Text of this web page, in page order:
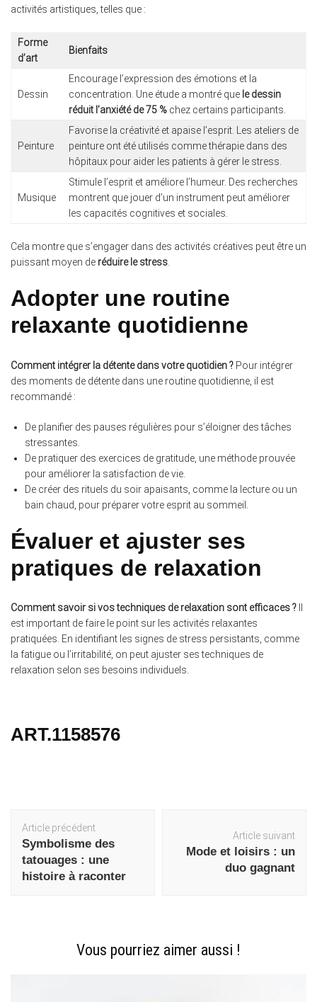
activités artistiques, telles que :
Forme
d’art
Bienfaits
Dessin
Encourage l’expression des émotions et la
concentration. Une étude a montré que le dessin
réduit l’anxiété de 75 %chez certains participants.
Peinture
Favorise la créativité et apaise l’esprit. Les ateliers de
peinture ont été utilisés comme thérapie dans des
hôpitaux pour aider les patients à gérer le stress.
Musique
Stimule l’esprit et améliore l’humeur. Des recherches
montrent que jouer d’un instrument peut améliorer
les capacités cognitives et sociales.
Cela montre que s’engager dans des activités créatives peut être un
puissant moyen de réduire le stress
Adopter une routine
relaxante quotidienne
Comment intégrer la détente dans votre quotidien ? Pour intégrer
des moments de détente dans une routine quotidienne, il est
recommandé :
De planifier des pauses régulières pour s’éloigner des tâches
stressantes.
De pratiquer des exercices de gratitude, une méthode prouvée
pour améliorer la satisfaction de vie.
De créer des rituels du soir apaisants, comme la lecture ou un
bain chaud, pour préparer votre esprit au sommeil.
Évaluer et ajuster ses
pratiques de relaxation
Comment savoir si vos techniques de relaxation sont efficaces ?
est important de faire le point sur les activités relaxantes
pratiquées. En identifiant les signes de stress persistants, comme
la fatigue ou l’irritabilité, on peut ajuster ses techniques de
relaxation selon ses besoins individuels.
ART.1158576
Navigation
d'article
Article précédent
Symbolisme des
tatouages : une
histoire à raconter
Article suivant
Mode et loisirs : un
duo gagnant
Vous pourriez aimer aussi !